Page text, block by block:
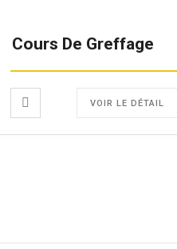
Cours De Greffage
VOIR LE DÉTAIL